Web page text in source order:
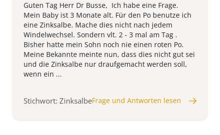
Guten Tag Herr Dr Busse, Ich habe eine Frage.
Mein Baby ist 3 Monate alt. Für den Po benutze ich
eine Zinksalbe. Mache dies nicht nach jedem
Windelwechsel. Sondern vlt. 2 - 3 mal am Tag .
Bisher hatte mein Sohn noch nie einen roten Po.
Meine Bekannte meinte nun, dass dies nicht gut sei
und die Zinksalbe nur draufgemacht werden soll,
wenn ein ...
Stichwort: ZinksalbeFrage und Antworten lesen